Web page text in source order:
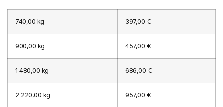
740,00 kg 397,00 €
900,00 kg 457,00 €
1 480,00 kg 686,00 €
2 220,00 kg 957,00 €